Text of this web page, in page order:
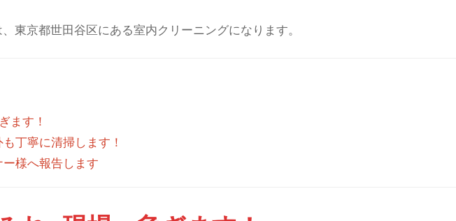
東京都世田谷区にある室内クリーニングになります。
ます！
丁寧に清掃します！
ー様へ報告します